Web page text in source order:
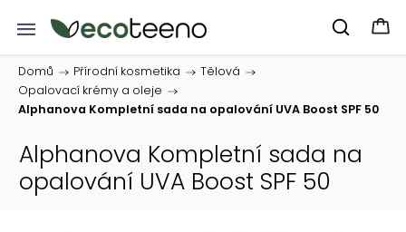
Domů / Přírodní kosmetika / Tělová /
Opalovací krémy a oleje /
Alphanova Kompletní sada na opalování UVA Boost SPF 50
Alphanova Kompletní sada na
opalování UVA Boost SPF 50